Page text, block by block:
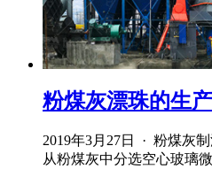
粉煤灰漂珠的生
2019年3月27日 · 粉煤灰
从粉煤灰中分选空心玻璃